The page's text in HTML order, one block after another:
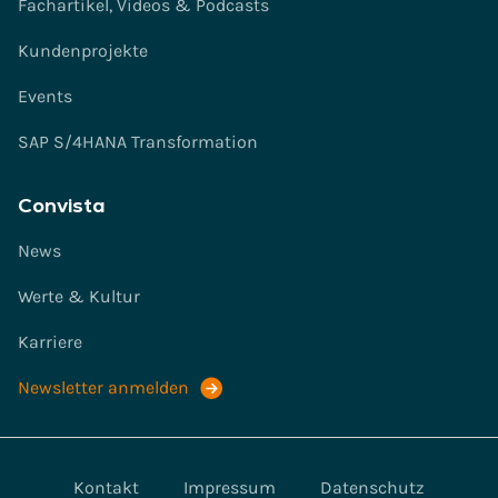
Fachartikel, Videos & Podcasts
Kundenprojekte
Events
SAP S/4HANA Transformation
Convista
News
Werte & Kultur
Karriere
Newsletter anmelden
Kontakt Impressum Datenschutz